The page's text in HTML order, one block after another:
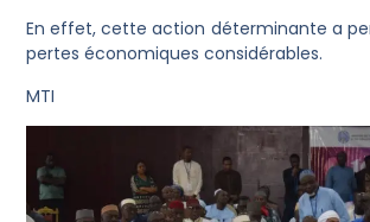
En effet, cette action déterminante a
pertes économiques considérables.
MTI